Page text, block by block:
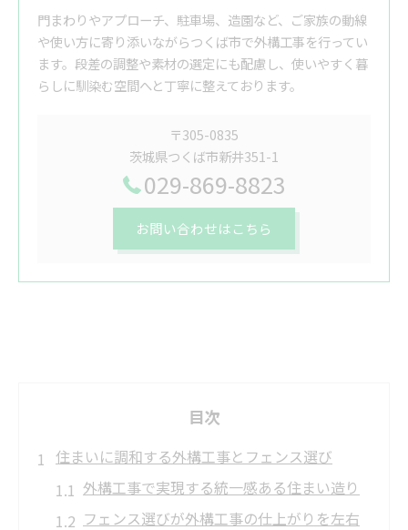
門まわりやアプローチ、駐車場、造園など、ご家族の動線
や使い方に寄り添いながらつくば市で外構工事を行ってい
ます。段差の調整や素材の選定にも配慮し、使いやすく暮
らしに馴染む空間へと丁寧に整えております。
〒305-0835
茨城県つくば市新井351-1
029-869-8823
お問い合わせはこちら
目次
住まいに調和する外構工事とフェンス選び
外構工事で実現する統一感ある住まい造り
フェンス選びが外構工事の仕上がりを左右